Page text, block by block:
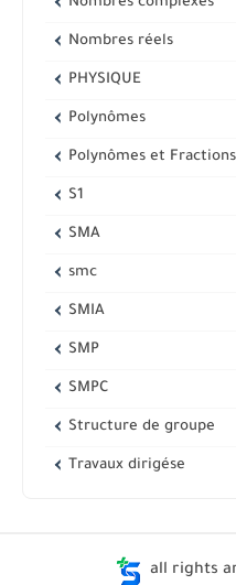
Nombres réels
PHYSIQUE
Polynômes
Polynômes et
S1
SMA
smc
SMIA
SMP
SMPC
Structure de groupe
Travaux dirigése
all rights